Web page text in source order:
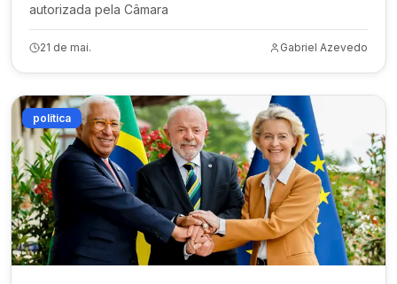
autorizada pela Câmara
21 de mai. Gabriel Azevedo
política